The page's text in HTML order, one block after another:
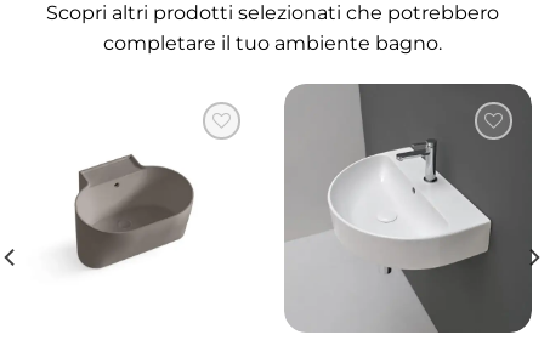
Finiture disponibili
• Nero Matt
• Grigio Matt
• Borgogna Matt
• Nocciola Matt
Scopri altri prodotti selezionati che potrebbero
completare il tuo ambiente bagno.